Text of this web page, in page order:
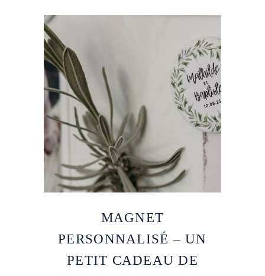
MAGNET
PERSONNALISÉ – UN
PETIT CADEAU DE